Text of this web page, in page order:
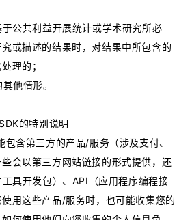
于公共利益开展统计或学术研究所必
或描述的结果时，对结果中所包含的
理的；
他情形。
的特别说明
含第三方的产品/服务（涉及支付、
会以第三方网站链接的形式提供，还
具开发包）、API（应用程序编程接
用这些产品/服务时，也可能收集您的